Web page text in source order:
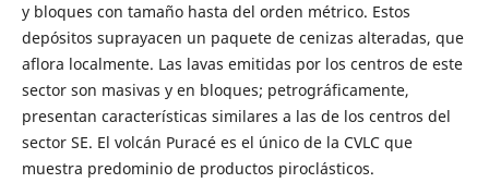
y bloques con tamaño hasta del orden métrico. Estos
depósitos suprayacen un paquete de cenizas alteradas, que
aflora localmente. Las lavas emitidas por los centros de este
sector son masivas y en bloques; petrográficamente,
presentan características similares a las de los centros del
sector SE. El volcán Puracé es el único de la CVLC que
muestra predominio de productos piroclásticos.